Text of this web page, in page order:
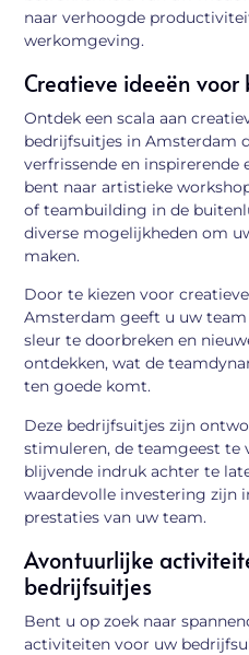
naar verhoogde
werkomgeving.
Creatieve ideeën
Ontdek een scala aan
bedrijfsuitjes in Amsterdam
verfrissende en inspirerende
bent naar artistieke
of teambuilding in de
diverse mogelijkheden om
maken.
Door te kiezen voor
Amsterdam geeft u uw
sleur te doorbreken en
ontdekken, wat de
ten goede komt.
Deze bedrijfsuitjes zijn
stimuleren, de teamgeest te
blijvende indruk achter te
waardevolle investering zijn
prestaties van uw team.
Avontuurlijke
bedrijfsuitjes
Bent u op zoek naar
activiteiten voor uw